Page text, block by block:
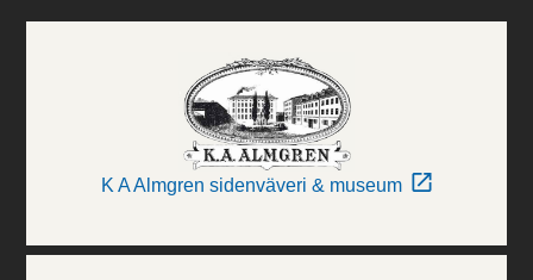
K A Almgren sidenväveri & museum